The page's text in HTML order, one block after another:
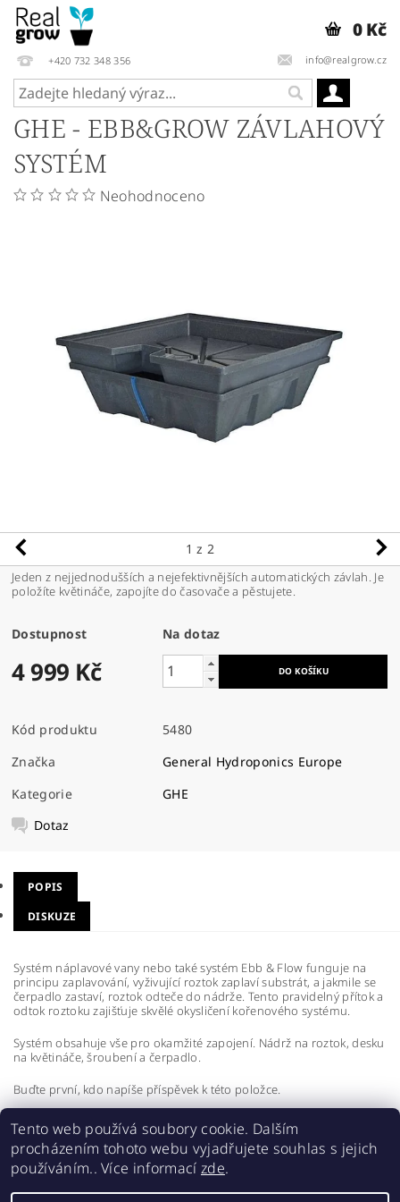
+420 732 348 356 info@realgrow.cz
0 Kč
GHE - EBB&GROW ZÁVLAHOVÝ
SYSTÉM
Neohodnoceno
1 z 2
Jeden z nejjednodušších a nejefektivnějších automatických závlah. Je
položíte květináče, zapojíte do časovače a pěstujete.
Dostupnost Na dotaz
4 999 Kč
Kód produktu
5480
Značka
General Hydroponics Europe
Kategorie
GHE
Dotaz
POPIS
DISKUZE
Systém náplavové vany nebo také systém Ebb & Flow funguje na
principu zaplavování, vyživující roztok zaplaví substrát, a jakmile se
čerpadlo zastaví, roztok odteče do nádrže. Tento pravidelný přítok a
odtok roztoku zajišťuje skvělé okysličení kořenového systému.
Systém obsahuje vše pro okamžité zapojení. Nádrž na roztok, desku
na květináče, šroubení a čerpadlo.
Buďte první, kdo napíše příspěvek k této položce.
Přidat komentář
Tento web používá soubory cookie. Dalším
procházením tohoto webu vyjadřujete souhlas s jejich
používáním.. Více informací zde.